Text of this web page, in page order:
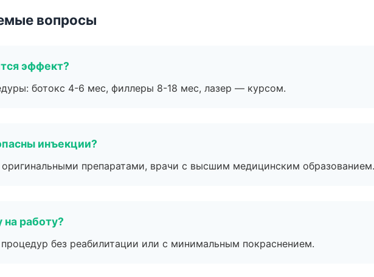
вопросы
эффект?
ботокс 4-6 мес, филлеры 8-18 мес, лазер — курсом.
инъекции?
оригинальными препаратами, врачи с высшим медицинским образованием.
работу?
без реабилитации или с минимальным покраснением.